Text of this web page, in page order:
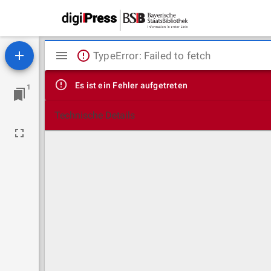
1
Mirador
Viewer
TypeError: Failed to fetch
Es ist ein Fehler aufgetreten
Technische Details